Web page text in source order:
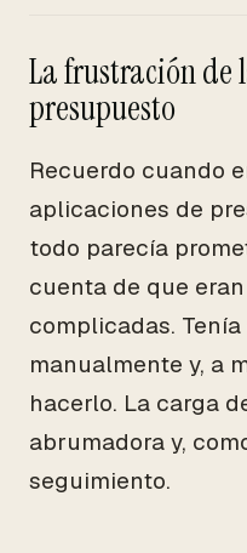
La frustración de
presupuesto
Recuerdo cuando
aplicaciones de
todo parecía
cuenta de que
complicadas.
manualmente y, a
hacerlo. La carga
abrumadora y,
seguimiento.